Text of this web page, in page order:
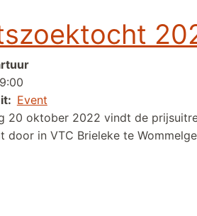
Event
20 oktober 2022 vindt de
door in VTC Brieleke te